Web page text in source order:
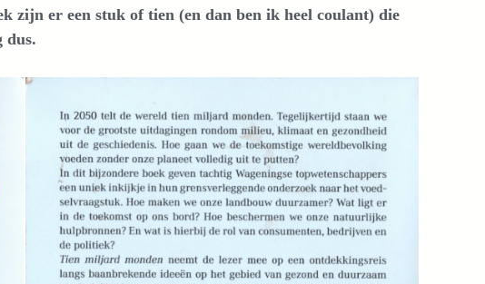
zijn er een stuk of tien (en dan ben ik heel coulant) die
dus.